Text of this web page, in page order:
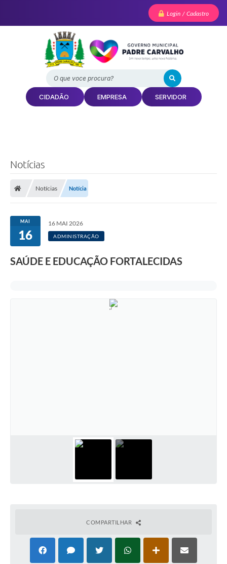
Login / Cadastro
O que voce procura?
CIDADÃO EMPRESA SERVIDOR
Notícias
Notícias Notícia
MAI
16
16 MAI 2026
ADMINISTRAÇÃO
SAÚDE E EDUCAÇÃO FORTALECIDAS
COMPARTILHAR